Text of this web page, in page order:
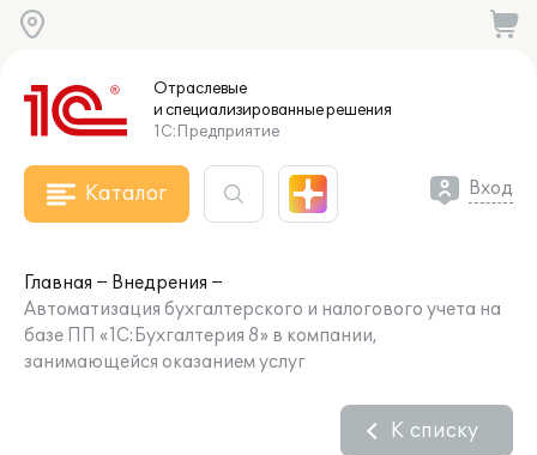
Отраслевые
и специализированныерешения
1С:Предприятие
Каталог Вход
Главная
Внедрения
Автоматизация бухгалтерского и налогового учета на
базе ПП «1С:Бухгалтерия 8» в компании,
занимающейся оказанием услуг
К списку